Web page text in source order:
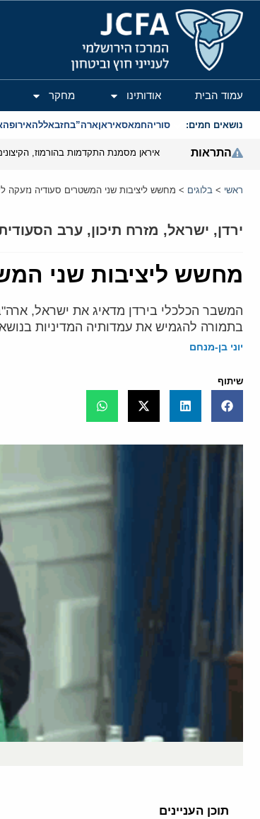
המרכז הירושלמי לענייני חוץ וביטחון
עמוד הבית אודותינו מחקר
נושאים חמים: סוריהחמאסאיראןארה”בחזבאללהאירופה
התראות איראן מסמנת התקדמות בהורמוז,
ראשי > בלוגים > מחשש ליציבות שני המשטרים סעודיה נזעקה
ירדן, ישראל, מזרח תיכון, ערב
מחשש ליציבות שני
המשבר הכלכלי בירדן מדאיג את ישראל,
בתמורה להגמיש את עמדותיה המדיניות
יוני בן-מנחם
שיתוף
תוכן העניינים